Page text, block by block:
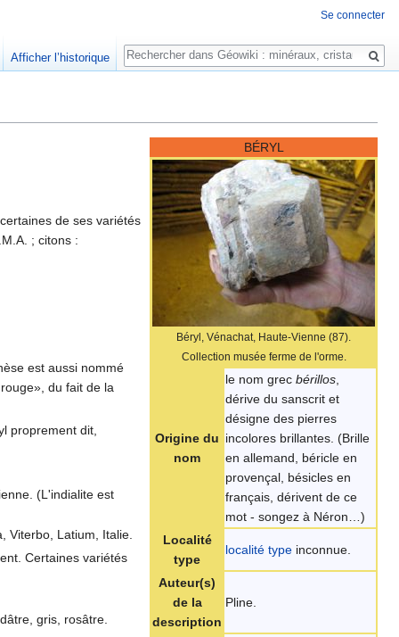
BÉRYL
Béryl, Vénachat, Haute-Vienne (87).
Collection musée ferme de l'orme.
Origine du
nom
le nom grec bérillos,
dérive du sanscrit et
désigne des pierres
incolores brillantes. (Brille
en allemand, béricle en
provençal, bésicles en
français, dérivent de ce
mot - songez à Néron…)
Localité
type
localité type inconnue.
Auteur(s)
de la
description
Pline.
de ses variétés
; citons :
est aussi nommé
du fait de la
proprement dit,
(L'indialite est
Viterbo, Latium, Italie.
Certaines variétés
gris, rosâtre.
Se connecter
Afficher l’historique
Rechercher